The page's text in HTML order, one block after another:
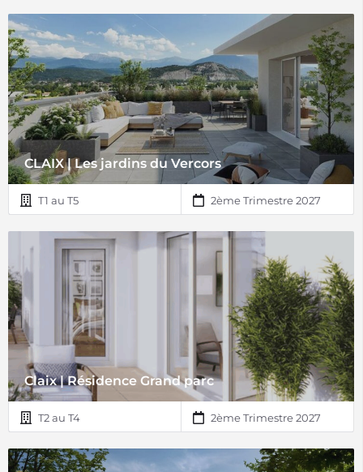
CLAIX | Les jardins du Vercors
T1 au T5 2ème Trimestre 2027
Claix | Résidence Grand parc
T2 au T4 2ème Trimestre 2027